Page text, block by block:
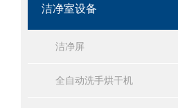
洁净室设备
洁净屏
全自动洗手烘干机